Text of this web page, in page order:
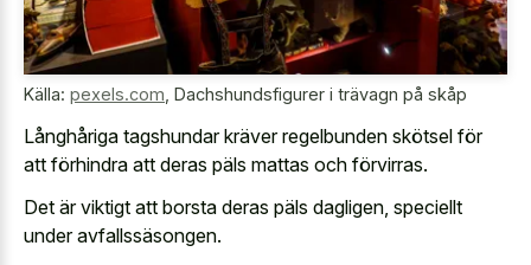
Källa: pexels.com Dachshundsfigurer i trävagn på skåp
Långhåriga tagshundar kräver regelbunden skötsel för
att förhindra att deras päls mattas och förvirras.
Det är viktigt att borsta deras päls dagligen, speciellt
under avfallssäsongen.